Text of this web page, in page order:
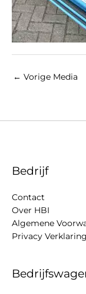
← Vorige Media
Bedrijf
Contact
Over HBI
Algemene
Privacy Verklaring